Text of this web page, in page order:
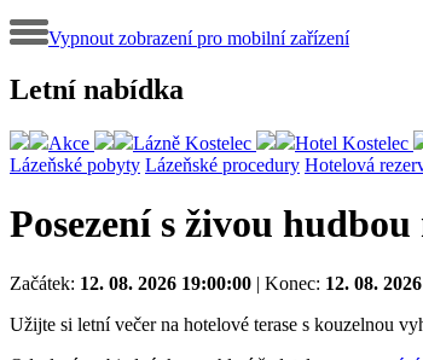
Vypnout zobrazení pro mobilní zařízení
Letní nabídka
Akce Lázně Kostelec Hotel Kostelec
Lázeňské pobyty Lázeňské procedury Hotelová
Posezení s živou
Začátek: 12. 08. 2026 19:00:00 | Konec: 12. 08.
Užijte si letní večer na hotelové terase s kouzelnou